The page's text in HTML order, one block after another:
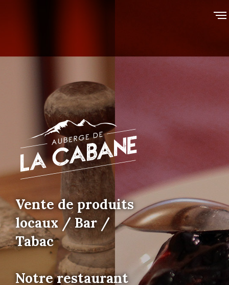
Vente de produits
locaux / Bar /
Tabac
Notre restaurant